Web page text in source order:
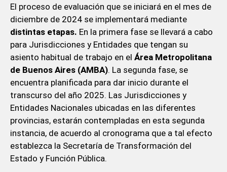
El proceso de evaluación que se iniciará en el mes de
diciembre de 2024 se implementará mediante
distintas etapas. En la primera fase se llevará a cabo
para Jurisdicciones y Entidades que tengan su
asiento habitual de trabajo en el Área Metropolitana
de Buenos Aires (AMBA). La segunda fase, se
encuentra planificada para dar inicio durante el
transcurso del año 2025. Las Jurisdicciones y
Entidades Nacionales ubicadas en las diferentes
provincias, estarán contempladas en esta segunda
instancia, de acuerdo al cronograma que a tal efecto
establezca la Secretaría de Transformación del
Estado y Función Pública.